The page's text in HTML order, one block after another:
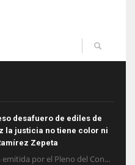
desafuero de ediles de
la justicia no tiene color ni
Zepeta
por el Pleno del Con...